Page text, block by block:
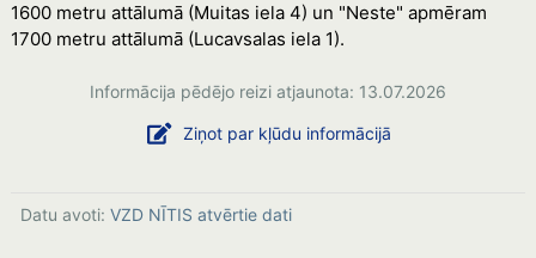
1600 metru attālumā (Muitas iela 4) un "Neste" apmēram
1700 metru attālumā (Lucavsalas iela 1).
Informācija pēdējo reizi atjaunota: 13.07.2026
Ziņot par kļūdu informācijā
Datu avoti: VZD NĪTIS atvērtie dati